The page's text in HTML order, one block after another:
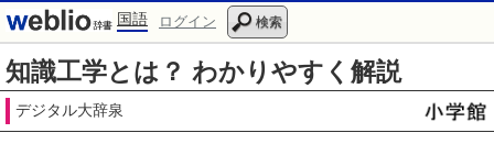
国語 ログイン 検索
知識工学とは？ わかりやすく解説
デジタル大辞泉